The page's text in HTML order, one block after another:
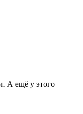
А ещё у этого